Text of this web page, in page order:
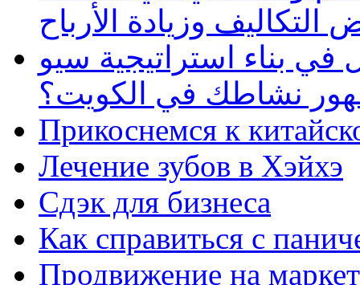
وزيادة الأرباح
بناء استراتيجية سيو
نشاطك في الكويت؟
Прикоснемся к
Лечение зубов в Хэйхэ
Сдэк для бизнеса
Как справиться с
Продвижение на